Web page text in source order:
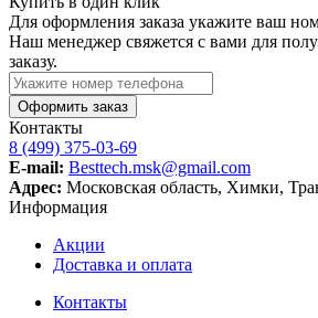
Для оформления заказа укажите ваш
Наш менеджер свяжется с вами для
заказу.
Оформить заказ
Контакты
8 (499) 375-03-69
E-mail: Besttech.msk@gmail.com
Адрес: Московская область, Химки,
Информация
Акции
Доставка и оплата
Контакты